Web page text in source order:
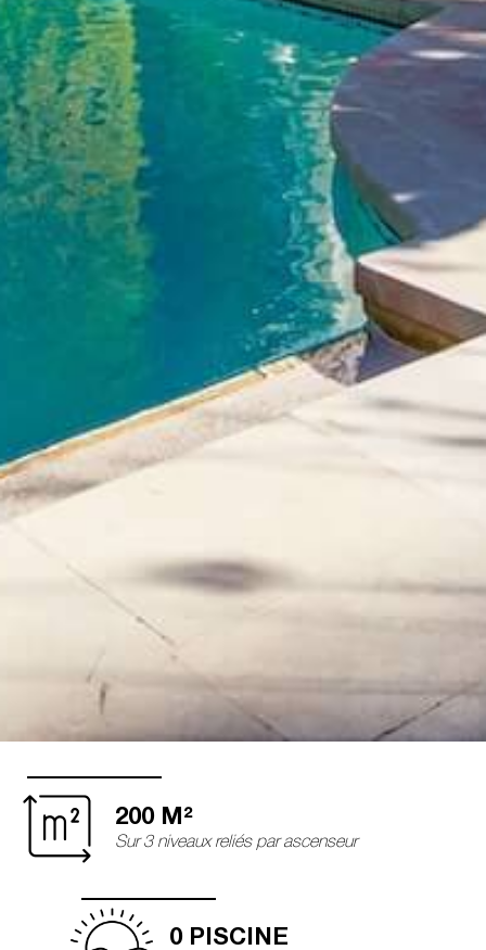
Sur 3 niveaux reliés par ascenseur
200 M²
0 PISCINE